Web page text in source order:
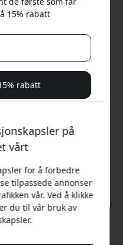
pris
på
vårt
for å forbedre
tilpassede annonser
vår. Ved å klikke
du til vår bruk av
15% rabatt
rabatt
e-poster,
full pris.